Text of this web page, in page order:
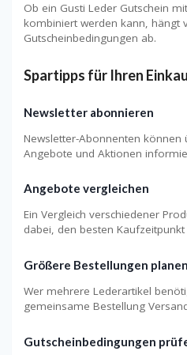
Ob ein Gusti Leder Gutschein
kombiniert werden kann, hängt
Gutscheinbedingungen ab.
Spartipps für Ihren
Newsletter abonnieren
Newsletter-Abonnenten können
Angebote und Aktionen
Angebote vergleichen
Ein Vergleich verschiedener
dabei, den besten
Größere Bestellungen planen
Wer mehrere Lederartikel
gemeinsame Bestellung
Gutscheinbedingungen